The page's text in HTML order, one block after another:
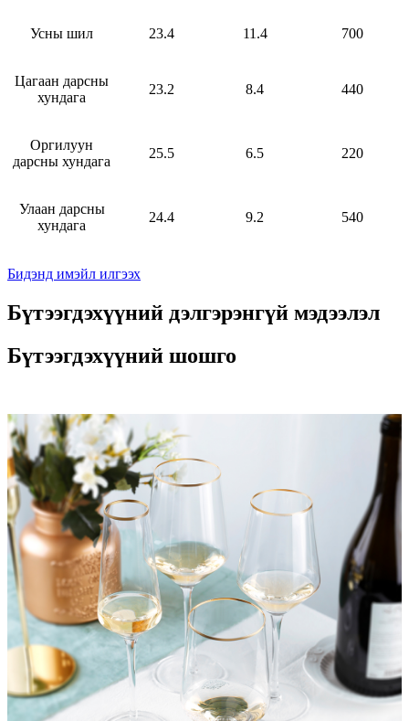
Усны шил 23.4 11.4 700
Цагаан дарсны
хундага
23.2 8.4 440
Оргилуун
дарсны хундага
25.5 6.5 220
Улаан дарсны
хундага
24.4 9.2 540
Бидэнд имэйл илгээх
Бүтээгдэхүүний дэлгэрэнгүй мэдээлэл
Бүтээгдэхүүний шошго